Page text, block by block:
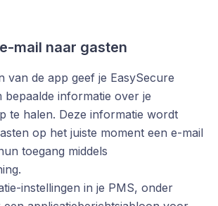
mail naar gasten
van de app geef je EasySecure
bepaalde informatie over je
te halen. Deze informatie wordt
op het juiste moment een e-mail
toegang middels
instellingen in je PMS, onder